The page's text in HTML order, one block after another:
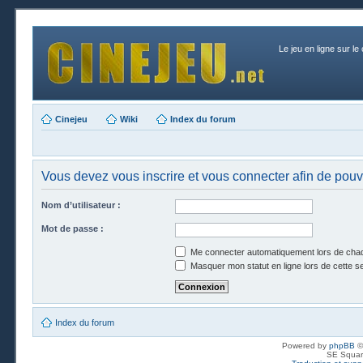
Le jeu en ligne sur le
Cinejeu Wiki Index du forum
Vous devez vous inscrire et vous connecter afin de
Nom d’utilisateur :
Mot de passe :
Me connecter automatiquement lors de
Masquer mon statut en ligne lors de cette
Index du forum
Powered by phpBB
SE